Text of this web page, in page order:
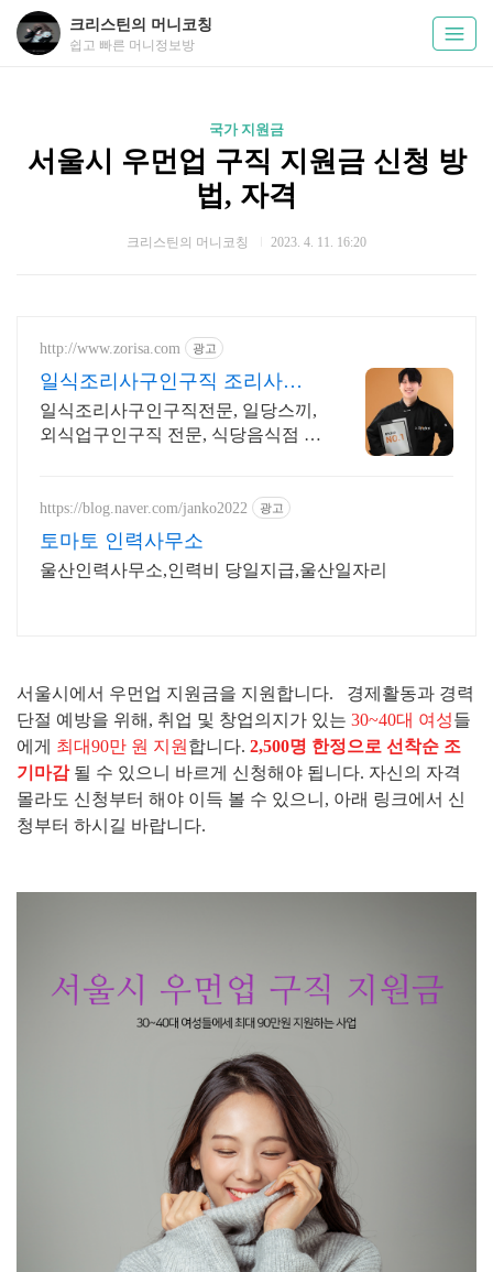
크리스틴의 머니코칭
쉽고 빠른 머니정보방
국가 지원금
서울시 우먼업 구직 지원금 신청 방
법, 자격
크리스틴의 머니코칭 2023. 4. 11. 16:20
http://www.zorisa.com 광고
일식조리사구인구직 조리사닷
컴 일식조리사구인구직
일식조리사구인구직전문, 일당스끼,
외식업구인구직 전문, 식당음식점 인
https://blog.naver.com/janko2022 광고
토마토 인력사무소
울산인력사무소,인력비 당일지급,울산일자리
서울시에서 우먼업 지원금을 지원합니다. 경제활동과 경력
단절 예방을 위해, 취업 및 창업의지가 있는 30~40대 여성들
에게 최대90만 원 지원 합니다. 2,500명 한정으로 선착순 조
기마감될 수 있으니 바르게 신청해야 됩니다. 자신의 자격
몰라도 신청부터 해야 이득 볼 수 있으니, 아래 링크에서 신
청부터 하시길 바랍니다.